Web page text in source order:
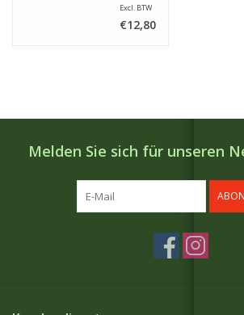
Excl. BTW
€12,80
Melden Sie sich für unseren